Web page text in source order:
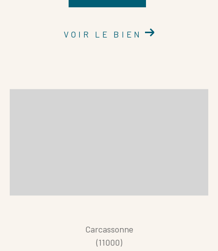
VOIR LE BIEN
Carcassonne
(11000)